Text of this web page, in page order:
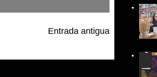
Entrada antigua